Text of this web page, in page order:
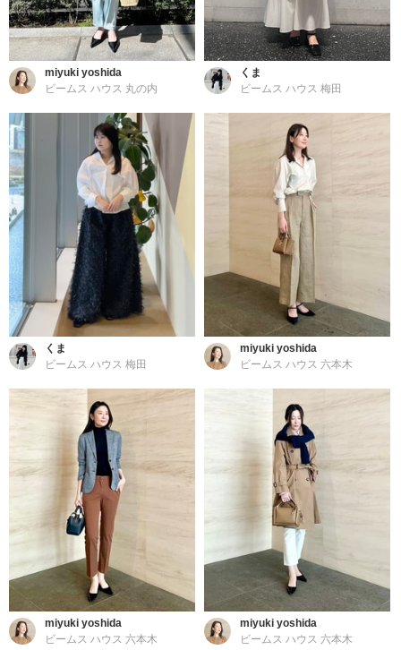
miyuki yoshida
ビームス ハウス 丸の内
くま
ビームス ハウス 梅田
くま
ビームス ハウス 梅田
miyuki yoshida
ビームス ハウス 六本木
miyuki yoshida
ビームス ハウス 六本木
miyuki yoshida
ビームス ハウス 六本木